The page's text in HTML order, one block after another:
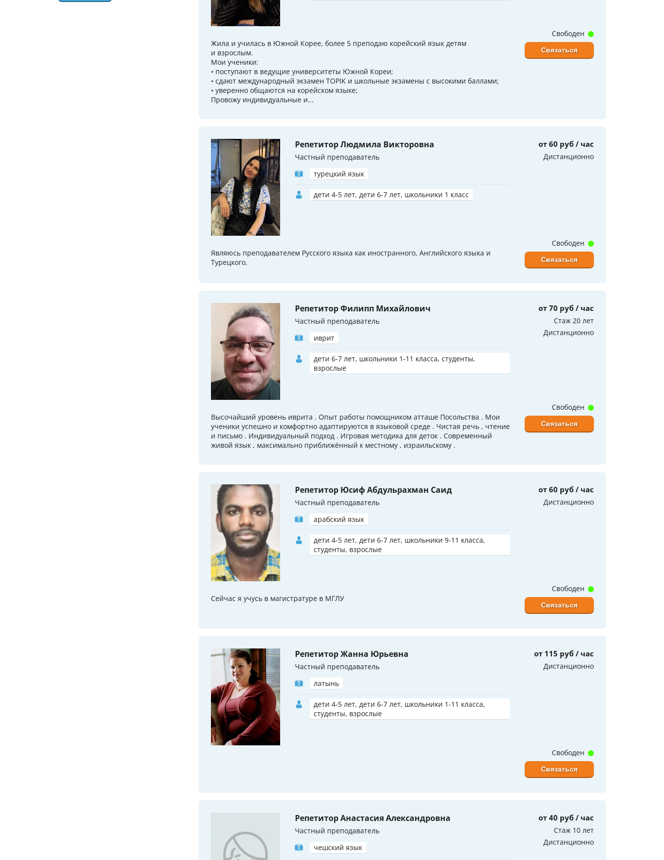
Жила и училась в Южной Корее, более 5 преподаю корейский язык детям
и взрослым.
Мои ученики:
• поступают в ведущие университеты Южной Кореи;
• сдают международный экзамен TOPIK и школьные экзамены с высокими баллами;
• уверенно общаются на корейском языке;
Провожу индивидуальные и...
Свободен
Связаться
Репетитор Людмила Викторовна
Частный преподаватель
турецкий язык
дети 4-5 лет, дети 6-7 лет, школьники 1 класс
от 60 руб / час
Дистанционно
Являюсь преподавателем Русского языка как иностранного, Английского языка и
Турецкого.
Свободен
Связаться
Репетитор Филипп Михайлович
Частный преподаватель
иврит
дети 6-7 лет, школьники 1-11 класса, студенты,
взрослые
от 70 руб / час
Стаж 20 лет
Дистанционно
Высочайший уровень иврита . Опыт работы помощником атташе Посольства . Мои
ученики успешно и комфортно адаптируются в языковой среде . Чистая речь , чтение
и письмо . Индивидуальный подход . Игровая методика для деток . Современный
живой язык , максимально приближённый к местному , израильскому .
Свободен
Связаться
Репетитор Юсиф Абдульрахман Саид
Частный преподаватель
арабский язык
дети 4-5 лет, дети 6-7 лет, школьники 9-11 класса,
студенты, взрослые
от 60 руб / час
Дистанционно
Сейчас я учусь в магистратуре в МГЛУ
Свободен
Связаться
Репетитор Жанна Юрьевна
Частный преподаватель
латынь
дети 4-5 лет, дети 6-7 лет, школьники 1-11 класса,
студенты, взрослые
от 115 руб / час
Дистанционно
Свободен
Связаться
Репетитор Анастасия Александровна
Частный преподаватель
чешский язык
от 40 руб / час
Стаж 10 лет
Дистанционно